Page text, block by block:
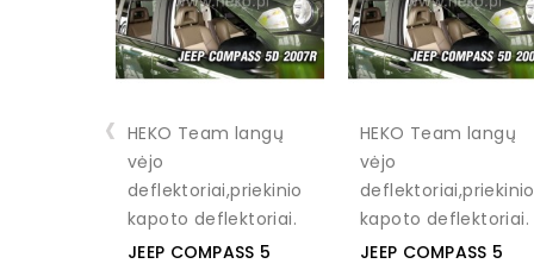
HEKO Team langų
vėjo
deflektoriai,priekinio
kapoto deflektoriai.
JEEP COMPASS 5
HEKO Team langų
vėjo
deflektoriai,priekinio
kapoto deflektoriai.
JEEP COMPASS 5
‹